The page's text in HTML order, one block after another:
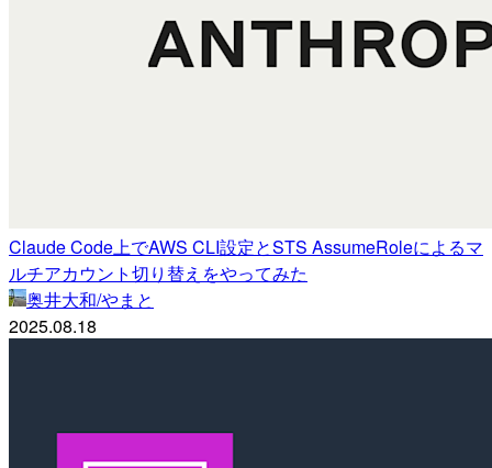
Claude Code上でAWS CLI設定とSTS AssumeRoleによるマ
ルチアカウント切り替えをやってみた
奥井大和/やまと
2025.08.18